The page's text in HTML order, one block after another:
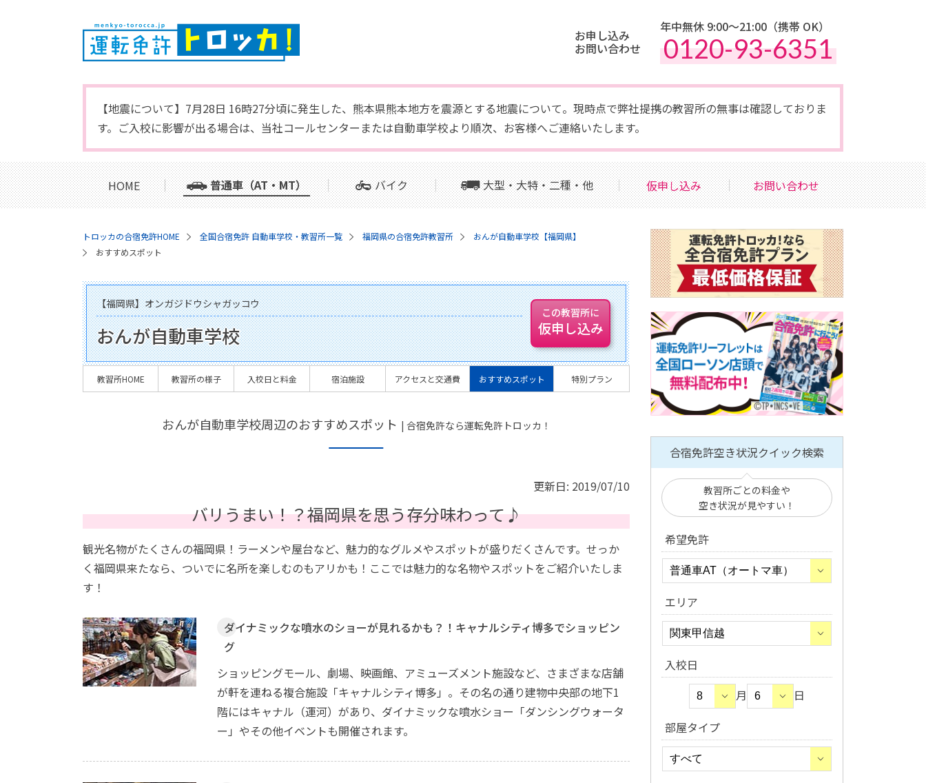
お申し込み
お問い合わせ
年中無休 9:00〜21:00（携帯 OK）
0120-93-6351
【地震について】7月28日 16時27分頃に発生した、熊本県熊本地方を震源とする地震について。現時点で弊社提携の教習所の無事は確認しておりま
す。ご入校に影響が出る場合は、当社コールセンターまたは自動車学校より順次、お客様へご連絡いたします。
HOME 普通車（AT・MT） バイク 大型・大特・二種・他 仮申し込み お問い合わせ
トロッカの合宿免許HOME 全国合宿免許 自動車学校・教習所一覧 福岡県の合宿免許教習所
おんが自動車学校【福岡県】
おすすめスポット
【福岡県】オンガジドウシャガッコウ
おんが自動車学校
この教習所に
仮申し込み
教習所HOME 教習所の様子 入校日と料金 宿泊施設 アクセスと交通費 おすすめスポット 特別プラン
おんが自動車学校周辺のおすすめスポット | 合宿免許なら運転免許トロッカ！
更新日: 2019/07/10
バリうまい！？福岡県を思う存分味わって♪
観光名物がたくさんの福岡県！ラーメンや屋台など、魅力的なグルメやスポットが盛りだくさんです。せっか
く福岡県来たなら、ついでに名所を楽しむのもアリかも！ここでは魅力的な名物やスポットをご紹介いたしま
す！
ダイナミックな噴水のショーが見れるかも？！キャナルシティ博多でショッピン
グ
ショッピングモール、劇場、映画館、アミューズメント施設など、さまざまな店舗
が軒を連ねる複合施設「キャナルシティ博多」。その名の通り建物中央部の地下1
階にはキャナル（運河）があり、ダイナミックな噴水ショー「ダンシングウォータ
ー」やその他イベントも開催されます。
合宿免許空き状況クイック検索
教習所ごとの料金や
空き状況が見やすい！
希望免許
エリア
入校日
月
日
部屋タイプ